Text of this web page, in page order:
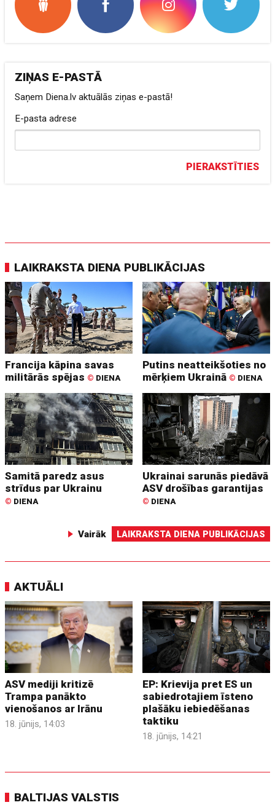
ZIŅAS E-PASTĀ
Saņem Diena.lv aktuālās ziņas e-pastā!
E-pasta adrese
PIERAKSTĪTIES
LAIKRAKSTA DIENA PUBLIKĀCIJAS
Francija kāpina savas
militārās spējas © DIENA
Putins neatteikšoties no
mērķiem Ukrainā © DIENA
Samitā paredz asus
strīdus par Ukrainu
© DIENA
Ukrainai sarunās piedāvā
ASV drošības garantijas
© DIENA
Vairāk LAIKRAKSTA DIENA PUBLIKĀCIJAS
AKTUĀLI
ASV mediji kritizē
Trampa panākto
vienošanos ar Irānu
18. jūnijs, 14:03
EP: Krievija pret ES un
sabiedrotajiem īsteno
plašāku iebiedēšanas
taktiku
18. jūnijs, 14:21
BALTIJAS VALSTIS